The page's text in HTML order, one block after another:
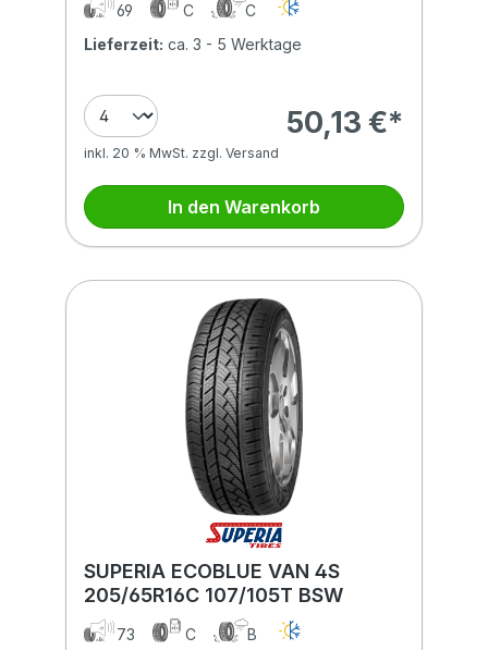
69 C
C
Lieferzeit: ca. 3 - 5 Werktage
50,13 €*
inkl. 20 % MwSt. zzgl. Versand
In den Warenkorb
SUPERIA ECOBLUE VAN 4S
205/65R16C 107/105T BSW
73 C
B